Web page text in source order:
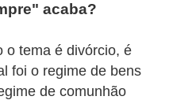
acaba?
o tema é divórcio, é
foi o regime de bens
de comunhão